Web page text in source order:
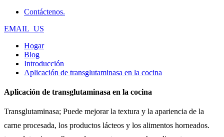
Contáctenos.
EMAIL_US
Hogar
Blog
Introducción
Aplicación de transglutaminasa en la cocina
Aplicación de transglutaminasa en la cocina
Transglutaminasa; Puede mejorar la textura y la apariencia de la
carne procesada, los productos lácteos y los alimentos horneados.